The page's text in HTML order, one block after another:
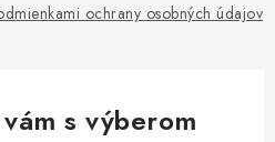
ochrany osobných údajov
s výberom